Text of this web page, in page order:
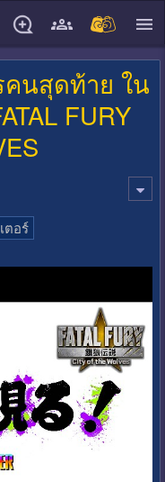
คนสุดท้าย ใน
FURY
ตอร์
close